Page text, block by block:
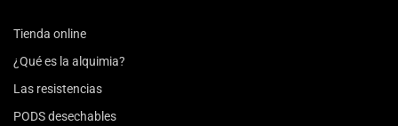
Tienda online
¿Qué es la alquimia?
Las resistencias
PODS desechables